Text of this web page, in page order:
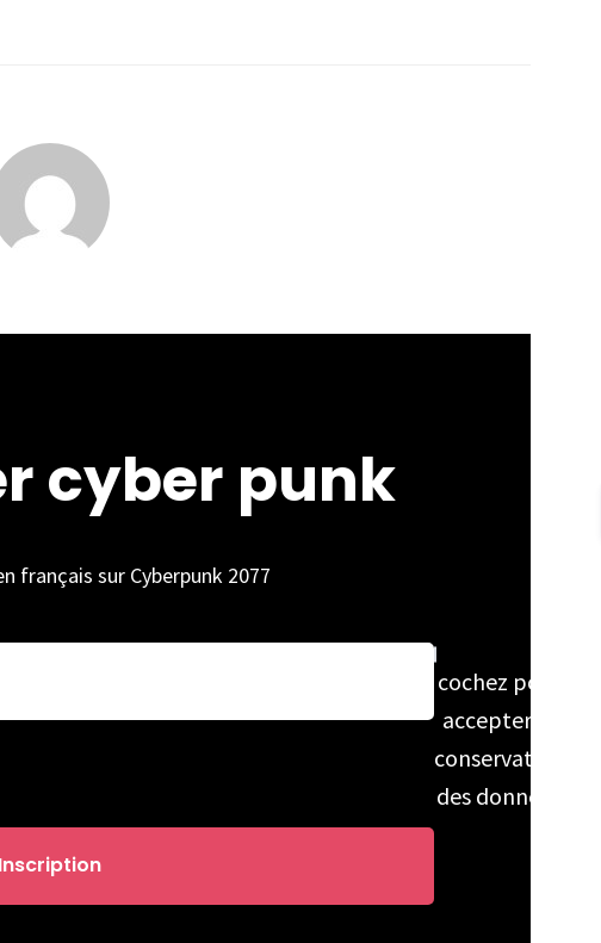
cyber punk
français sur Cyberpunk 2077
cochez pour
accepter la
conservation
des données